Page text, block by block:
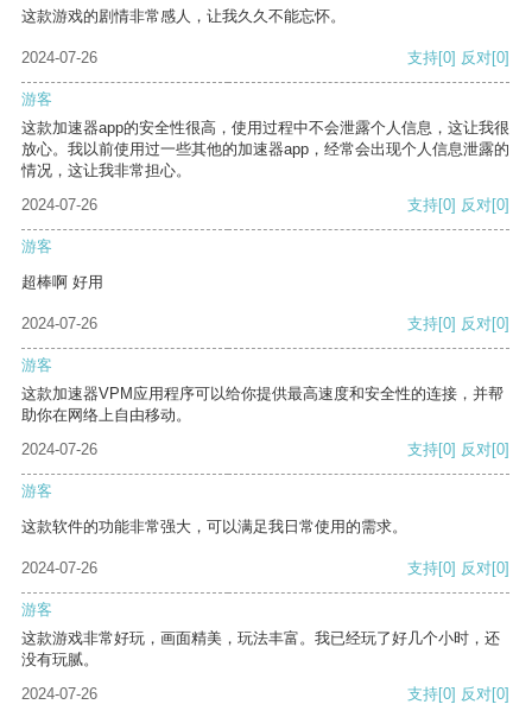
这款游戏的剧情非常感人，让我久久不能忘怀。
2024-07-26 支持[0] 反对[0]
游客
这款加速器app的安全性很高，使用过程中不会泄露个人信息，这让我很
放心。我以前使用过一些其他的加速器app，经常会出现个人信息泄露的
情况，这让我非常担心。
2024-07-26
支持[0] 反对[0]
游客
超棒啊 好用
2024-07-26 支持[0] 反对[0]
游客
这款加速器VPM应用程序可以给你提供最高速度和安全性的连接，并帮
助你在网络上自由移动。
2024-07-26
支持[0] 反对[0]
游客
这款软件的功能非常强大，可以满足我日常使用的需求。
2024-07-26 支持[0] 反对[0]
游客
这款游戏非常好玩，画面精美，玩法丰富。我已经玩了好几个小时，还
没有玩腻。
2024-07-26
支持[0] 反对[0]